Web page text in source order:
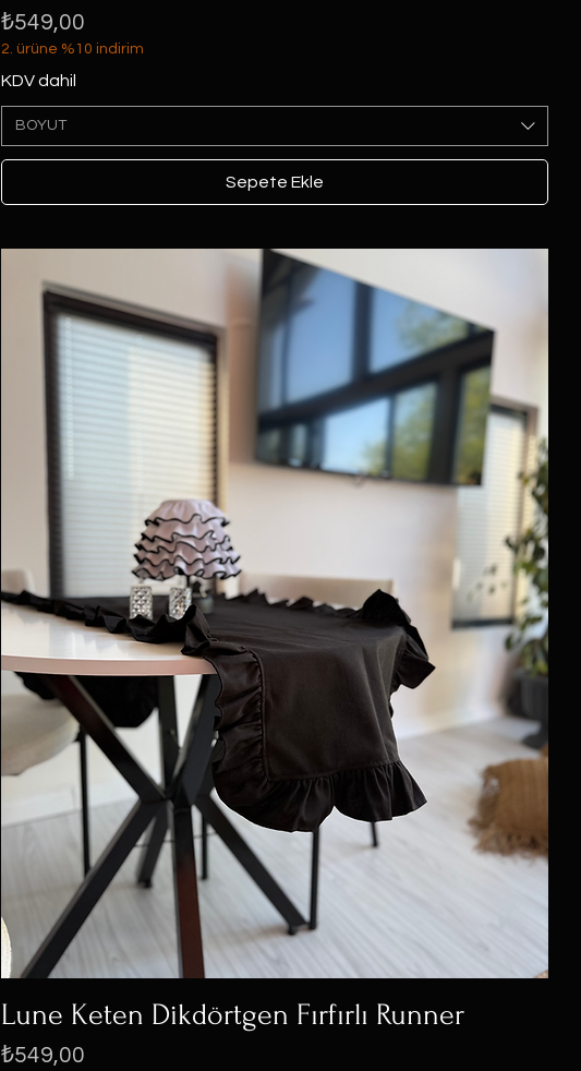
Fiyat
₺549,00
2. ürüne %10 indirim
KDV dahil
BOYUT
Sepete Ekle
Lune Keten Dikdörtgen Fırfırlı Runner
Fiyat
₺549,00